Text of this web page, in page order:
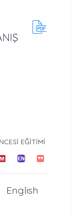
EĞİTİMİ
English